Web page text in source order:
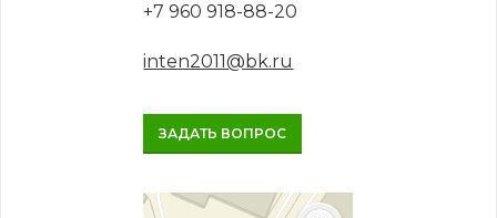
+7 960 918-88-20
inten2011@bk.ru
ЗАДАТЬ ВОПРОС